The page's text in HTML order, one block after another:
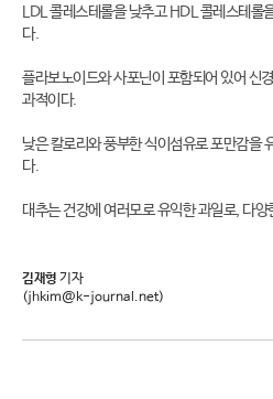
LDL 콜레스테롤을 낮추고 HDL 콜레스테롤
다.
플라보노이드와 사포닌이 포함되어 있어 신
과적이다.
낮은 칼로리와 풍부한 식이섬유로 포만감을
다.
대추는 건강에 여러모로 유익한 과일로, 다
김재형 기자
(jhkim@k-journal.net)